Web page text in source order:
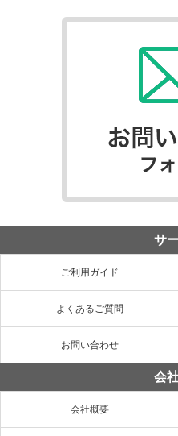
サ
ご利用ガイド
よくあるご質問
お問い合わせ
会
会社概要